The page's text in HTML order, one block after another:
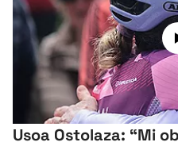
Usoa Ostolaza: “Mi